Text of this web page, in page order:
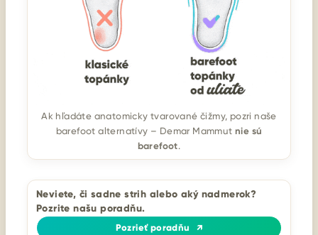
Ak hľadáte anatomicky tvarované čižmy, pozri naše
barefoot alternatívy – Demar Mammut nie sú
barefoot.
Neviete, či sadne strih alebo aký nadmerok?
Pozrite našu poradňu.
Pozrieť poradňu ↗